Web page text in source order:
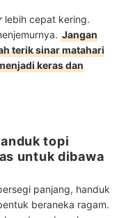
lebih cepat kering.
Jangan
terik sinar matahari
keras dan
topi
untuk dibawa
panjang, handuk
beraneka ragam.